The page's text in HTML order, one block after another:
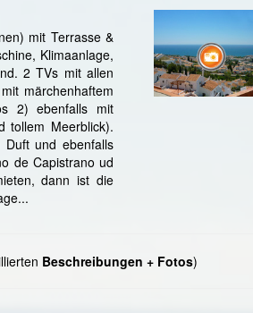
mit Terrasse &
Klimaanlage,
2 TVs mit allen
märchenhaftem
2) ebenfalls mit
tollem Meerblick).
und ebenfalls
de Capistrano ud
dann ist die
Beschreibungen + Fotos)